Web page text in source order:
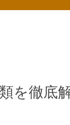
を徹底解